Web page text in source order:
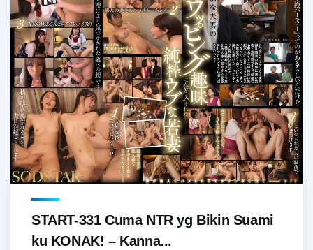
START-331 Cuma NTR yg Bikin Suami
ku KONAK! – Kanna...